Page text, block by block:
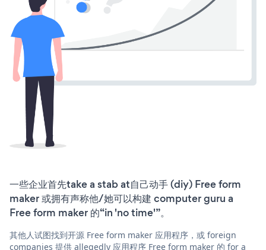
一些企业首先take a stab at自己动手 (diy) Free form
maker 或拥有声称他/她可以构建 computer guru a
Free form maker 的“in 'no time'”。
其他人试图找到开源 Free form maker 应用程序，或 foreign
companies 提供 allegedly 应用程序 Free form maker 的 for a